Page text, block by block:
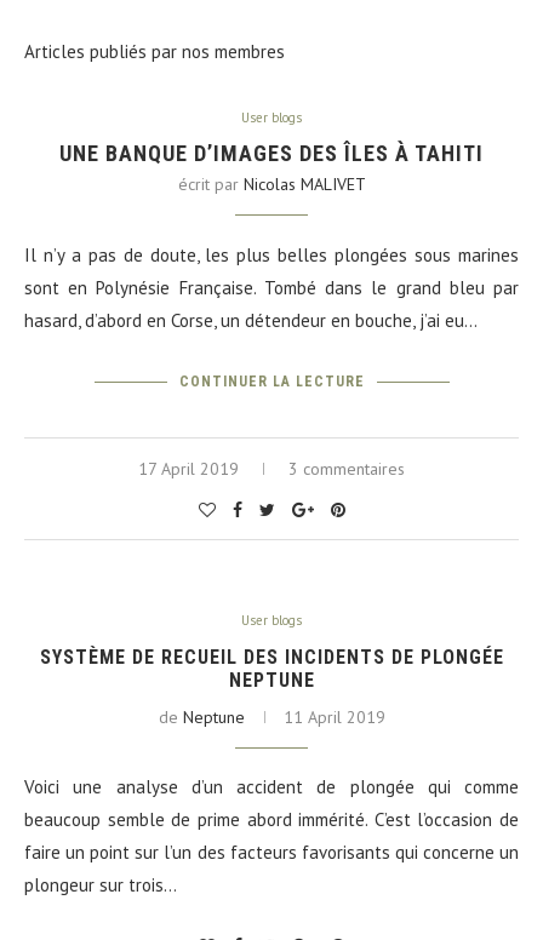
Articles publiés par nos membres
User blogs
UNE BANQUE D’IMAGES DES ÎLES À TAHITI
écrit par Nicolas MALIVET
Il n’y a pas de doute, les plus belles plongées sous marines
sont en Polynésie Française. Tombé dans le grand bleu par
hasard, d’abord en Corse, un détendeur en bouche, j’ai eu…
CONTINUER LA LECTURE
17 April 2019 3 commentaires
User blogs
SYSTÈME DE RECUEIL DES INCIDENTS DE PLONGÉE
NEPTUNE
de Neptune 11 April 2019
Voici une analyse d’un accident de plongée qui comme
beaucoup semble de prime abord immérité. C’est l’occasion de
faire un point sur l’un des facteurs favorisants qui concerne un
plongeur sur trois…